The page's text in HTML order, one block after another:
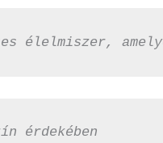
élelmiszer,
érdekében